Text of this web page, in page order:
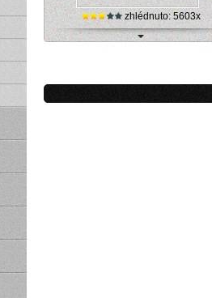
zhlédnuto: 5603x